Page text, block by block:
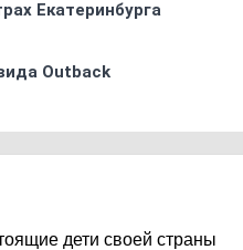
Екатеринбурга
Outback
дети своей страны